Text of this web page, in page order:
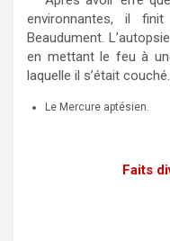
environnantes, il
Beaudument.
en mettant le feu à
laquelle il s’était couché.
Le Mercure aptésien.
Faits